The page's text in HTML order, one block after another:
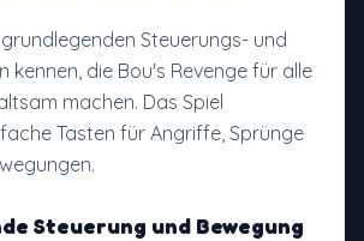
grundlegenden Steuerungs- und
kennen, die Bou's Revenge für alle
machen. Das Spiel
Tasten für Angriffe, Sprünge
Steuerung und Bewegung